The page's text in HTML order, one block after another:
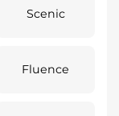
Scenic
Fluence